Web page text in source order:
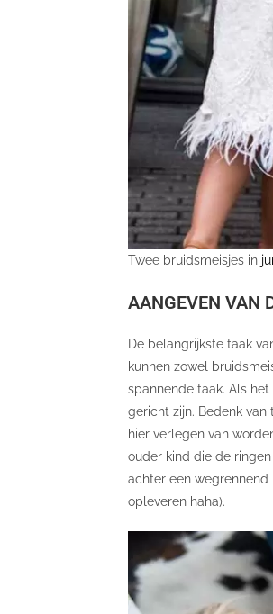
Twee bruidsmeisjes in
AANGEVEN VAN
De belangrijkste taak
kunnen zowel
spannende taak. Als
gericht zijn. Bedenk
hier verlegen van
ouder kind die de
achter een wegrennend
opleveren haha).